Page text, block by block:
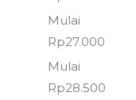
Mulai
Rp27.000
Mulai
Rp28.500